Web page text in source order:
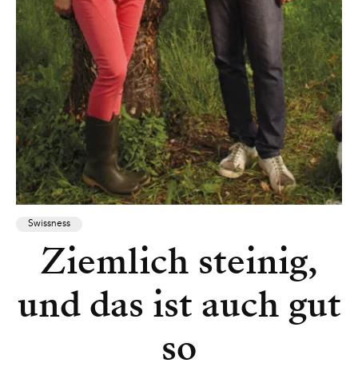
Swissness
Ziemlich steinig,
und das ist auch gut
so